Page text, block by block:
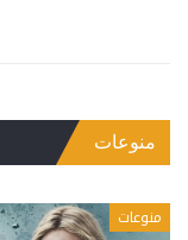
منوعات
منوعات